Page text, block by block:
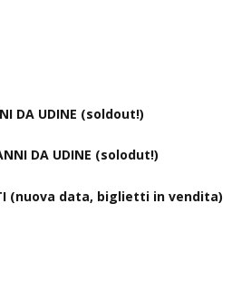
DA UDINE (soldout!)
DA UDINE (solodut!)
(nuova data, biglietti in vendita)